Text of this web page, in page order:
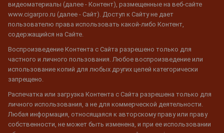
видеоматериалы (далее - Контент), размещенные на веб-сайте
www.cigarpro.ru (далее - Сайт). Доступ к Сайту не дает
пользователю права использовать какой-либо Контент,
содержащийся на Сайте.
Воспроизведение Контента с Сайта разрешено только для
частного и личного пользования. Любое воспроизведение или
использование копий для любых других целей категорически
запрещено.
Распечатка или загрузка Контента с Сайта разрешена только для
личного использования, а не для коммерческой деятельности.
Любая информация, относящаяся к авторскому праву или праву
собственности, не может быть изменена, и при ее использовании